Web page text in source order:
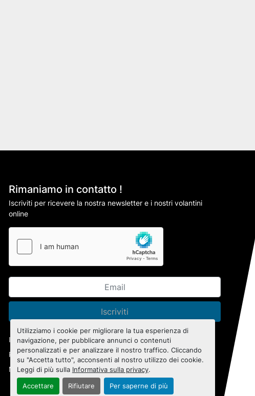
Utilizziamo i cookie per migliorare la tua esperienza di
navigazione, per pubblicare annunci o contenuti
personalizzati e per analizzare il nostro traffico. Cliccando
su "Accetta tutto", acconsenti al nostro utilizzo dei cookie.
Leggi di più sulla Informativa sulla privacy.
Accettare Rifiutare Per saperne di più
Rimaniamo in contatto !
Iscriviti per ricevere la nostra newsletter e i nostri volantini
online
Iscriviti
Informativa sulla privacy
Personalizza le preferenze sui Cookies
Machinio Systemsito web diMachinio